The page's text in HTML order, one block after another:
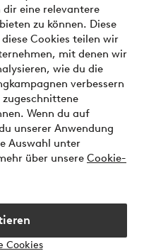
eine relevantere
zu können. Diese
Cookies teilen wir
mit denen wir
wie du die
verbessern
zugeschnittene
Wenn du auf
unserer Anwendung
Auswahl unter
über unsere Cookie-
Cookies
oder aufteilen
über unsere
erfahren?